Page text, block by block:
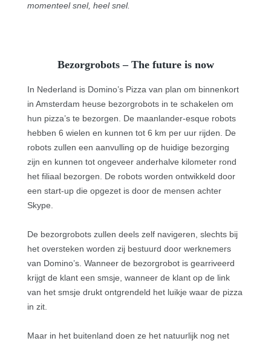
momenteel snel, heel snel.
Bezorgrobots – The future is now
In Nederland is Domino’s Pizza van plan om binnenkort
in Amsterdam heuse bezorgrobots in te schakelen om
hun pizza’s te bezorgen. De maanlander-esque robots
hebben 6 wielen en kunnen tot 6 km per uur rijden. De
robots zullen een aanvulling op de huidige bezorging
zijn en kunnen tot ongeveer anderhalve kilometer rond
het filiaal bezorgen. De robots worden ontwikkeld door
een start-up die opgezet is door de mensen achter
Skype.
De bezorgrobots zullen deels zelf navigeren, slechts bij
het oversteken worden zij bestuurd door werknemers
van Domino’s. Wanneer de bezorgrobot is gearriveerd
krijgt de klant een smsje, wanneer de klant op de link
van het smsje drukt ontgrendeld het luikje waar de pizza
in zit.
Maar in het buitenland doen ze het natuurlijk nog net